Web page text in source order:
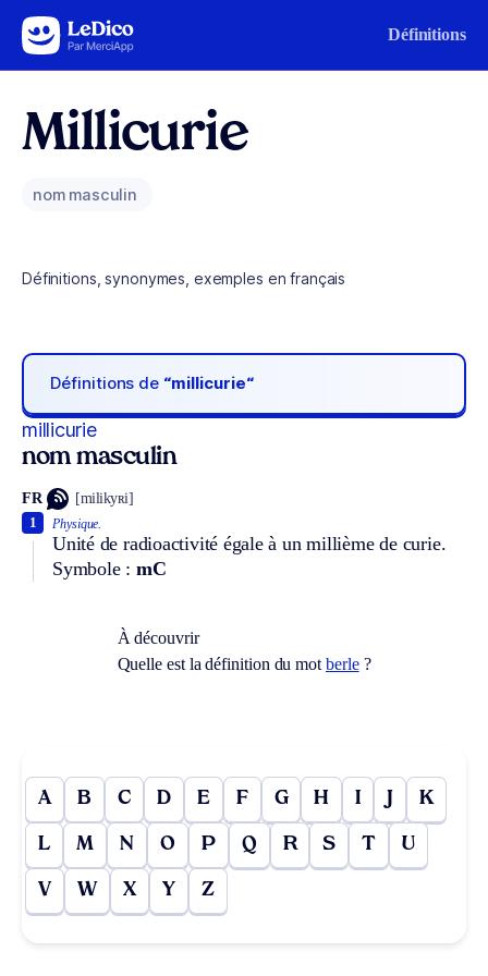
Aller au contenu Définitions
Millicurie
nom masculin
Définitions, synonymes, exemples en français
Définitions de “millicurie“
millicurie
nom masculin
FR [milikyʀi]
Physique.
Unité de radioactivité égale à un millième de curie.
Symbole : mC
1
À découvrir
Quelle est la définition du mot berle?
A B C D E F G H I J K
L M N O P Q R S T U
V W X Y Z